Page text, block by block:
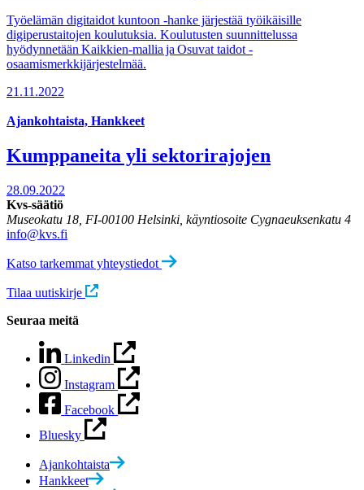
Työelämän digitaidot kuntoon -hanke järjestää työikäisille
digiperustaitojen koulutuksia. Koulutusten suunnittelussa
hyödynnetään Kaikkien-mallia ja Osuvat taidot -
osaamismerkkijärjestelmää.
21.11.2022
Ajankohtaista, Hankkeet
Kumppaneita yli sektorirajojen
28.09.2022
Kvs-säätiö
Museokatu 18, FI-00100 Helsinki, käyntiosoite Cygnaeuksenkatu 4
info@kvs.fi
Katso tarkemmat yhteystiedot
Tilaa uutiskirje
Seuraa meitä
Linkedin
Instagram
Facebook
Bluesky
Ajankohtaista
Hankkeet